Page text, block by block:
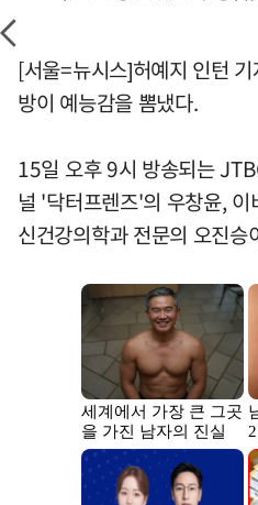
[서울=뉴시스]허예지 인턴
방이 예능감을 뽐냈다.
15일 오후 9시 방송되는
널 '닥터프렌즈'의 우창윤,
신건강의학과 전문의 오진승